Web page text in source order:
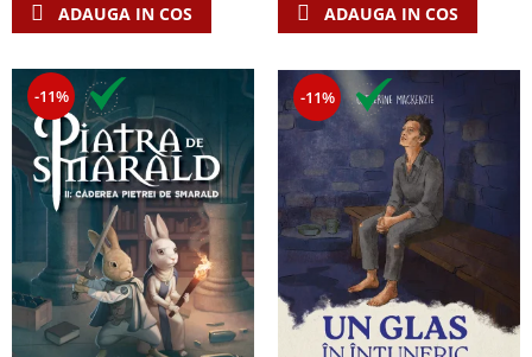
ADAUGA IN COS ADAUGA IN COS
-11% -11%